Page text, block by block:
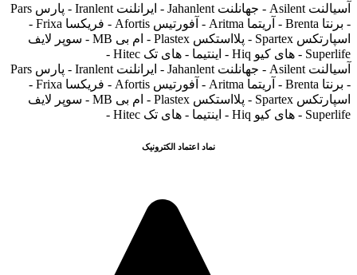
آسیالنت Asilent - جهانلنت Jahanlent - ایرانلنت Iranlent - پارس Pars
- برنتا Brenta - آریتما Aritma - آفورتیس Afortis - فریکسا Frixa -
اسپارتکس Spartex - پلااستکس Plastex - ام بی MB - سوپر لایف
Superlife - های کیو Hiq - اینتیما - های تک Hitec -
آسیالنت Asilent - جهانلنت Jahanlent - ایرانلنت Iranlent - پارس Pars
- برنتا Brenta - آریتما Aritma - آفورتیس Afortis - فریکسا Frixa -
اسپارتکس Spartex - پلااستکس Plastex - ام بی MB - سوپر لایف
Superlife - های کیو Hiq - اینتیما - های تک Hitec -
نماد اعتماد الکترونیک